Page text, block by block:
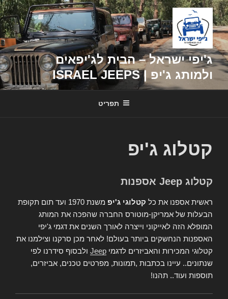
דילוג
לתוכן
ג'יפי ישראל – הבית לג'יפאים
ולמותג ג'יפ | ISRAEL JEEPS
תפריט
קטלוג ג'יפ
קטלוג Jeep אספנות
ראשית אספנו את כל קטלוגי ג'יפ
משנת 1970 ועד תום תקופת
הבעלות של אמריקן-מוטורס החברה שהפכה את המותג
המופלא הזה לאייקוני וייצרה לאורך השנים את דגמי ג'יפי
האספנות הנחשקים ביותר בעולם! לאחר מכן סרקנו וצילמנו את
קטלוגי המכירות והאביזרים לדגמי Jeep ולבסוף סידרנו לפי
שנתונים.. עיינו בכתבות ,תמונות, מפרטים טכנים, אביזרים,
תוספות ועוד.. תהנו!